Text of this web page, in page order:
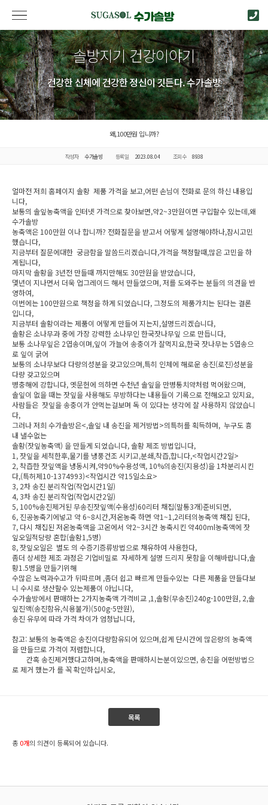
솔방지기 건강이야기
건강한 신체에 건강한 정신이 깃든다. 수가솔방
왜,100만원 입니까?
작성자 수가솔방 등록일 2023.08.04 조회수 8938
얼마전 저희 홈페이지 솔황 제품 가격을 보고,어떤 손님이 전화로 문의 하신 내용입
니다,
보통의 솔잎농축액을 인터넷 가격으로 찾아보면,약2~3만원이면 구입할수 있는데,왜
수가솔방
농축액은 100만원 이나 합니까? 전화질문을 받고서 어떻게 설명해야하나,잠시고민
했습니다,
지금부터 질문에대한 궁금함을 말씀드리겠습니다,가격을 책정할때,많은 고민을 하
게됩니다,
마지막 솔황을 3년전 만들때 까지만해도 30만원을 받았습니다,
몇년이 지나면서 더욱 업그레이드 해서 만들었으며, 저를 도와주는 분들의 의견을 반
영하여,
이번에는 100만원으로 책정을 하게 되었습니다, 그정도의 제품가치는 된다는 결론
입니다,
지금부터 솔황이라는 제품이 어떻게 만들어 지는지,설명드리겠습니다,
솔황은 소나무과 중에 가장 강력한 소나무인 한국잣나무잎 으로 만듭니다,
보통 소나무잎은 2엽송이며,잎이 가늘어 송충이가 잘먹지요,한국 잣나무는 5엽송으
로 잎이 굵어
보통의 소나무보다 다량의성분을 갖고있으며,특히 인체에 해로운 송진(로진)성분을
다량 갖고있으며
병충해에 강합니다, 옛문헌에 의하면 수천년 솔잎을 만병통치약처럼 먹어왔으며,
솔잎이 없을 때는 잣잎을 사용해도 무방하다는 내용들이 기록으로 전해오고 있지요,
사람들은 잣잎을 송충이가 안먹는걸보며 독 이 있다는 생각에 잘 사용하지 않았습니
다,
그러나 저희 수가솔방은<,솔잎 내 송진을 제거방법>의특허를 획득하며, 누구도 흉
내 낼수없는
솔황(잣잎농축액) 을 만들게 되었습니다, 솔황 제조 방법입니다,
1, 잣잎을 세척한후,물기를 냉풍건조 시키고,분쇄,착즙,합니다,<작업시간2일>
2, 착즙한 잣잎액을 냉동시켜,약90%수용성액, 10%의송진(지용성)을 1차분리시킨
다,(특허제10-1374993)<작업시간 약15일소요>
3, 2차 송진 분리작업(작업시간1일)
4, 3차 송진 분리작업(작업시간2일)
5, 100%송진제거된 무송진잣잎액(수용성)60리터 채집(말통3개)준비되면,
6, 진공농축기에넣고 약 6~8시간,저온농축 하면 약1~1,2리터의농축액 채집 된다,
7, 다시 채집된 저온농축액을 고온에서 약2~3시간 농축시킨 약400ml농축액에 잣
잎오일적당량 혼합(솔황1,5병)
8, 잣잎오일은 별도 의 수증기증류방법으로 채유하여 사용한다,
좀더 상세한 제조 과정은 기업비밀로 자세하게 설명 드리지 못함을 이해바랍니다,솔
황1.5병을 만들기위해
수많은 노력과수고가 뒤따르며 ,좀더 쉽고 빠르게 만들수있는 다른 제품을 만들다보
니 수시로 생산할수 있는제품이 아닙니다,
수가솔방에서 판매하는 2가지농축액 가격비교 ,1,솔황(무송진)240g-100만원, 2,솔
잎진액(송진함유,식용불가)(500g-5만원),
송진 유무에 따라 가격 차이가 엄청납니다,
참고: 보통의 농축액은 송진이다량함유되어 있으며,쉽게 단시간에 많은량의 농축액
을 만들므로 가격이 저렴합니다,
간혹 송진제거했다고하며,농축액을 판매하시는분이있으면, 송진을 어떤방법으
로 제거 했는가 를 꼭 확인하십시오,
목록
총 0개의 의견이 등록되어 있습니다.